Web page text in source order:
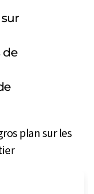
de
plan sur les